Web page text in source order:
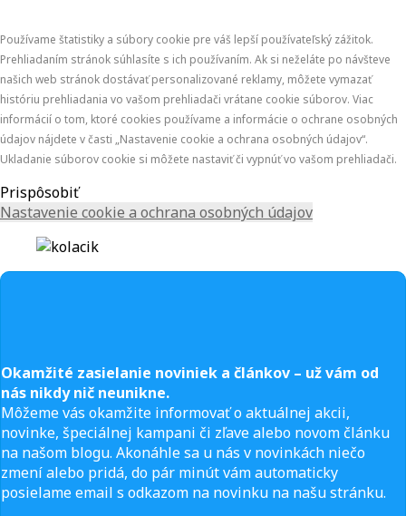
Používame štatistiky a súbory cookie pre váš lepší používateľský zážitok.
Prehliadaním stránok súhlasíte s ich používaním. Ak si neželáte po návšteve
našich web stránok dostávať personalizované reklamy, môžete vymazať
históriu prehliadania vo vašom prehliadači vrátane cookie súborov. Viac
informácií o tom, ktoré cookies používame a informácie o ochrane osobných
údajov nájdete v časti „Nastavenie cookie a ochrana osobných údajov“.
Ukladanie súborov cookie si môžete nastaviť či vypnúť vo vašom prehliadači.
Prispôsobiť
Nastavenie cookie a ochrana osobných údajov
Okamžité zasielanie noviniek a článkov – už vám od
nás nikdy nič neunikne.
Môžeme vás okamžite informovať o aktuálnej akcii,
novinke, špeciálnej kampani či zľave alebo novom článku
na našom blogu. Akonáhle sa u nás v novinkách niečo
zmení alebo pridá, do pár minút vám automaticky
posielame email s odkazom na novinku na našu stránku.